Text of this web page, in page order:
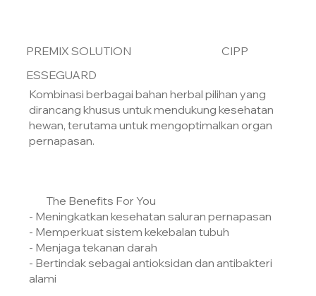
PREMIX SOLUTION
CIPP
ESSEGUARD
Kombinasi berbagai bahan herbal pilihan yang
dirancang khusus untuk mendukung kesehatan
hewan, terutama untuk mengoptimalkan organ
pernapasan.
The Benefits For You
- Meningkatkan kesehatan saluran pernapasan
- Memperkuat sistem kekebalan tubuh
- Menjaga tekanan darah
- Bertindak sebagai antioksidan dan antibakteri
alami